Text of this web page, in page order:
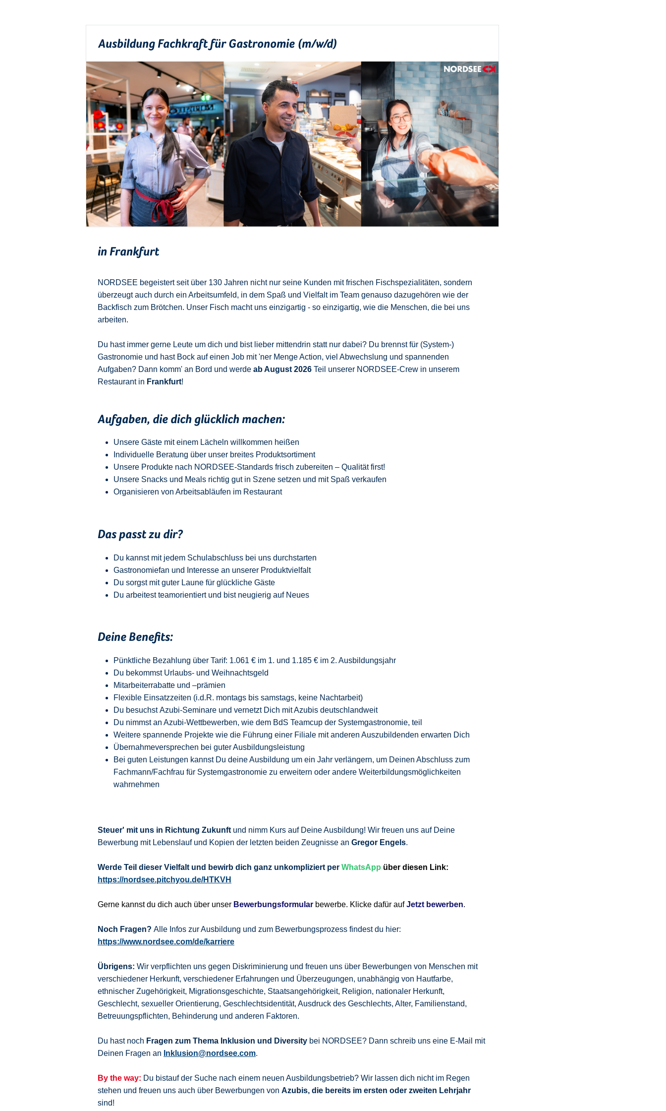
Ausbildung Fachkraft für Gastronomie (m/w/d)
in Frankfurt
NORDSEE begeistert seit über 130 Jahren nicht nur seine Kunden mit frischen Fischspezialitäten, sondern
überzeugt auch durch ein Arbeitsumfeld, in dem Spaß und Vielfalt im Team genauso dazugehören wie der
Backfisch zum Brötchen. Unser Fisch macht uns einzigartig - so einzigartig, wie die Menschen, die bei uns
arbeiten.
Du hast immer gerne Leute um dich und bist lieber mittendrin statt nur dabei? Du brennst für (System-)
Gastronomie und hast Bock auf einen Job mit 'ner Menge Action, viel Abwechslung und spannenden
Aufgaben? Dann komm' an Bord und werde ab August 2026 Teil unserer NORDSEE-Crew in unserem
Restaurant in Frankfurt!
Aufgaben, die dich glücklich machen:
Unsere Gäste mit einem Lächeln willkommen heißen
Individuelle Beratung über unser breites Produktsortiment
Unsere Produkte nach NORDSEE-Standards frisch zubereiten – Qualität first!
Unsere Snacks und Meals richtig gut in Szene setzen und mit Spaß verkaufen
Organisieren von Arbeitsabläufen im Restaurant
Das passt zu dir?
Du kannst mit jedem Schulabschluss bei uns durchstarten
Gastronomiefan und
Interesse an unserer Produktvielfalt
Du sorgst mit guter Laune für glückliche Gäste
Du arbeitest teamorientiert und bist neugierig auf Neues
Deine Benefits:
Pünktliche Bezahlung über Tarif: 1.061 € im 1. und 1.185 € im 2. Ausbildungsjahr
Du bekommst Urlaubs- und Weihnachtsgeld
Mitarbeiterrabatte und –prämien
Flexible Einsatzzeiten (i.d.R. montags bis samstags, keine Nachtarbeit)
Du besuchst Azubi-Seminare und vernetzt Dich mit Azubis deutschlandweit
Du nimmst an Azubi-Wettbewerben, wie dem BdS Teamcup der Systemgastronomie, teil
Weitere spannende Projekte wie die Führung einer Filiale mit anderen Auszubildenden erwarten Dich
Übernahmeversprechen bei guter Ausbildungsleistung
Bei guten Leistungen kannst Du deine Ausbildung um ein Jahr verlängern, um Deinen Abschluss zum
Fachmann/Fachfrau für Systemgastronomie zu erweitern oder andere Weiterbildungsmöglichkeiten
wahrnehmen
Steuer' mit uns in Richtung Zukunft und nimm Kurs auf Deine Ausbildung! Wir freuen uns auf Deine
Bewerbung mit Lebenslauf und Kopien der letzten beiden Zeugnisse an Gregor Engels.
Werde Teil dieser Vielfalt und bewirb dich ganz unkompliziert per WhatsApp über diesen Link:
https://nordsee.pitchyou.de/HTKVH
Gerne kannst du dich auch über unser Bewerbungsformular bewerbe. Klicke dafür aufJetzt bewerben.
Noch Fragen? Alle Infos zur Ausbildung und zum Bewerbungsprozess findest du hier:
https://www.nordsee.com/de/karriere
Übrigens: Wir verpflichten uns gegen Diskriminierung und freuen uns über Bewerbungen von Menschen mit
verschiedener Herkunft, verschiedener Erfahrungen und Überzeugungen, unabhängig von Hautfarbe,
ethnischer Zugehörigkeit, Migrationsgeschichte, Staatsangehörigkeit, Religion, nationaler Herkunft,
Geschlecht, sexueller Orientierung, Geschlechtsidentität, Ausdruck des Geschlechts, Alter, Familienstand,
Betreuungspflichten, Behinderung und anderen Faktoren.
Du hast noch Fragen zum Thema Inklusion und Diversity bei NORDSEE? Dann schreib uns eine E-Mail mit
Deinen Fragen an Inklusion@nordsee.com.
By the way: Du bistauf der Suche nach einem neuen Ausbildungsbetrieb? Wir lassen dich nicht im Regen
stehen und freuen uns auch über Bewerbungen von Azubis, die bereits im ersten oder zweiten Lehrjahr
sind!